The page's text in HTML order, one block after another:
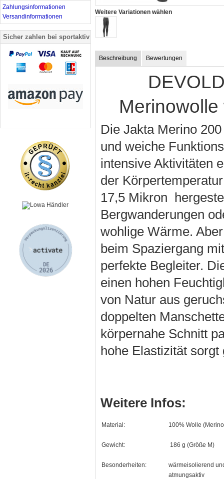
Weitere Variationen wählen
Beschreibung Bewertungen
Die Jakta Merino
und weiche
intensive Aktivitäten
der
17,5 Mikron
Bergwanderungen
wohlige Wärme.
beim Spaziergang
perfekte Begleiter.
einen hohen
von Natur aus
doppelten
körpernahe Schnitt
hohe Elastizität
Weitere Infos:
Material: 100% Wolle
Gewicht: 186 g (Größe M)
Besonderheiten:
wärmeisolierend
atmungsaktiv
Zahlungsinformationen
Versandinformationen
Sicher zahlen bei sportaktiv